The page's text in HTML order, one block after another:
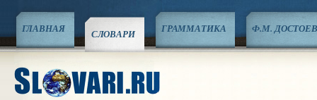
ГЛАВНАЯ СЛОВАРИ ГРАММАТИКА Ф.М.